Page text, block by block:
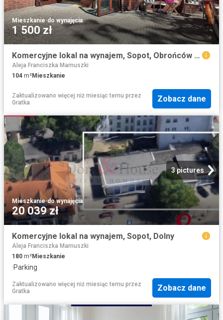
Mieszkanie·do wynajęcia
1 500 zł
Komercyjne lokal na wynajem, Sopot, Obrońców Westerplatte
Aleja Franciszka Mamuszki
104 m²Mieszkanie
Zaktualizowano więcej niż miesiąc temu przez
Gratka
Zobacz dane
3 pictures
Mieszkanie·do wynajęcia
20 039 zł
Komercyjne lokal na wynajem, Sopot, Dolny
Aleja Franciszka Mamuszki
180 m²Mieszkanie
·Parking
Zaktualizowano więcej niż miesiąc temu przez
Gratka
Zobacz dane